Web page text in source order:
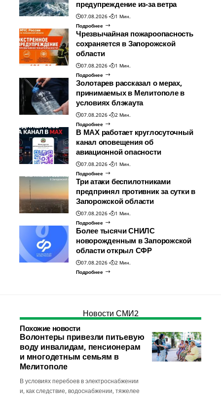
предупреждение из-за ветра
07.08.2026
1 Мин.
Подробнее
Чрезвычайная пожароопасность
сохраняется в Запорожской
области
07.08.2026
1 Мин.
Подробнее
Золотарев рассказал о мерах,
принимаемых в Мелитополе в
условиях блэкаута
07.08.2026
2 Мин.
Подробнее
В МАХ работает круглосуточный
канал оповещения об
авиационной опасности
07.08.2026
1 Мин.
Подробнее
Три атаки беспилотниками
предпринял противник за сутки в
Запорожской области
07.08.2026
1 Мин.
Подробнее
Более тысячи СНИЛС
новорожденным в Запорожской
области открыл СФР
07.08.2026
2 Мин.
Подробнее
Новости СМИ2
Похожие новости
Волонтеры привезли питьевую
воду инвалидам, пенсионерам
и многодетным семьям в
Мелитополе
В условиях перебоев в электроснабжении
и, как следствие, водоснабжении, тяжелее